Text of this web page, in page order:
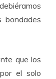
bondades
que los
el solo